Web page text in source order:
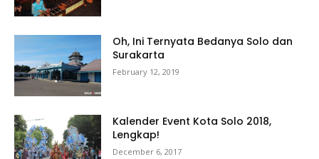
Oh, Ini Ternyata Bedanya Solo dan
Surakarta
February 12, 2019
Kalender Event Kota Solo 2018,
Lengkap!
December 6, 2017